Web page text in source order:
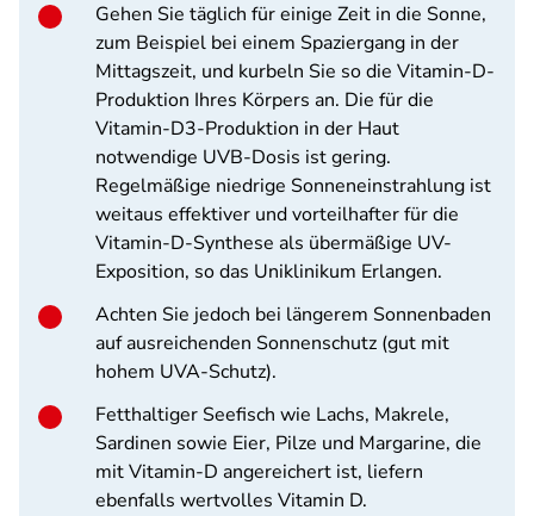
Gehen Sie täglich für einige Zeit in die Sonne,
zum Beispiel bei einem Spaziergang in der
Mittagszeit, und kurbeln Sie so die Vitamin-D-
Produktion Ihres Körpers an. Die für die
Vitamin-D3-Produktion in der Haut
notwendige UVB-Dosis ist gering.
Regelmäßige niedrige Sonneneinstrahlung ist
weitaus effektiver und vorteilhafter für die
Vitamin-D-Synthese als übermäßige UV-
Exposition, so das Uniklinikum Erlangen.
Achten Sie jedoch bei längerem Sonnenbaden
auf ausreichenden Sonnenschutz (gut mit
hohem UVA-Schutz).
Fetthaltiger Seefisch wie Lachs, Makrele,
Sardinen sowie Eier, Pilze und Margarine, die
mit Vitamin-D angereichert ist, liefern
ebenfalls wertvolles Vitamin D.